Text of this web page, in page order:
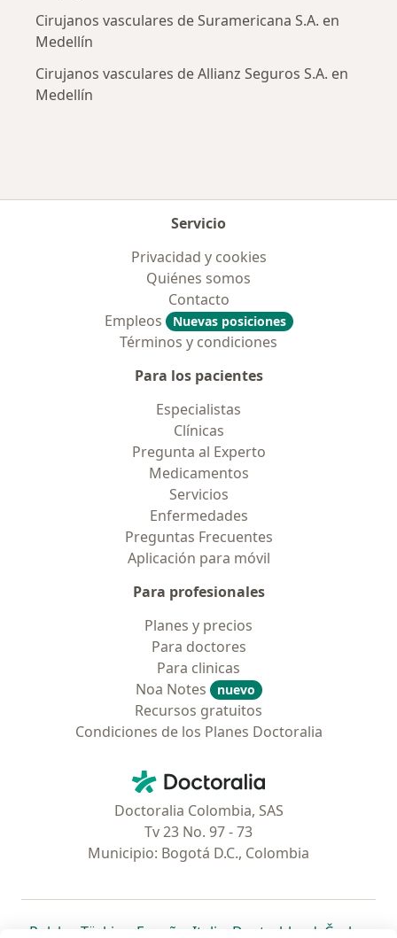
Cirujanos vasculares de Suramericana S.A. en
Medellín
Cirujanos vasculares de Allianz Seguros S.A. en
Medellín
Servicio
Privacidad y cookies
Quiénes somos
Contacto
Empleos
Nuevas posiciones
Términos y condiciones
Para los pacientes
Especialistas
Clínicas
Pregunta al Experto
Medicamentos
Servicios
Enfermedades
Preguntas Frecuentes
Aplicación para móvil
Para profesionales
Planes y precios
Para doctores
Para clinicas
Noa Notes
nuevo
Recursos gratuitos
Condiciones de los Planes Doctoralia
Doctoralia - Página de inicio
Doctoralia Colombia, SAS
Tv 23 No. 97 - 73
Municipio: Bogotá D.C., Colombia
Polska se abre en una nueva pestaña
Türkiye se abre en una nueva pestaña
España se abre en una nueva pestaña
Italia se abre en una nueva
Deutschlandse abre en
Česko